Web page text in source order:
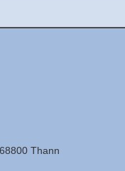
Thann